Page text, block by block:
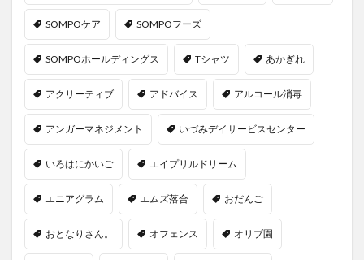
SOMPOケア SOMPOフーズ
SOMPOホールディングス Tシャツ あかぎれ
アクリーティブ アドバイス アルコール消毒
アンガーマネジメント いづみデイサービスセンター
いろはにかいご エイプリルドリーム
エニアグラム エムズ落合 おだんご
おとなりさん。 オフェンス オリブ園